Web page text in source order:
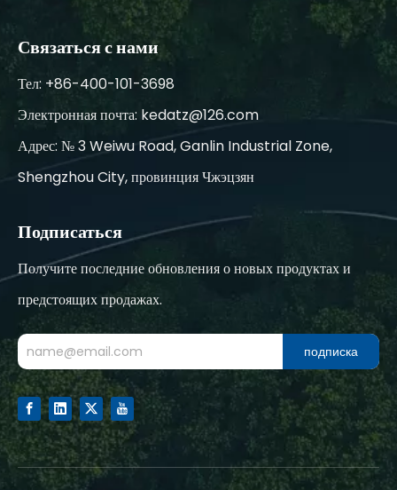
Связаться с нами
Тел: +86-400-101-3698
Электронная почта: kedatz@126.com
Адрес: № 3 Weiwu Road, Ganlin Industrial Zone,
Shengzhou City, провинция Чжэцзян
Подписаться
Получите последние обновления о новых продуктах и
предстоящих продажах.
подписка